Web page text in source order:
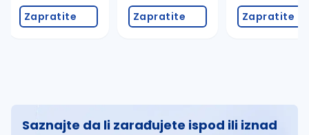
Zapratite Zapratite Zapratite
Saznajte da li zarađujete ispod ili iznad